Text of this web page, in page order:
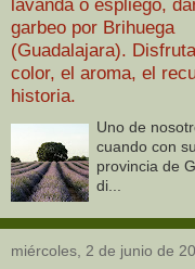
lavanda o espliego,
garbeo por Brihuega
(Guadalajara).
color, el aroma, el
historia.
Uno de
cuando con
provincia de
di...
miércoles, 2 de junio de